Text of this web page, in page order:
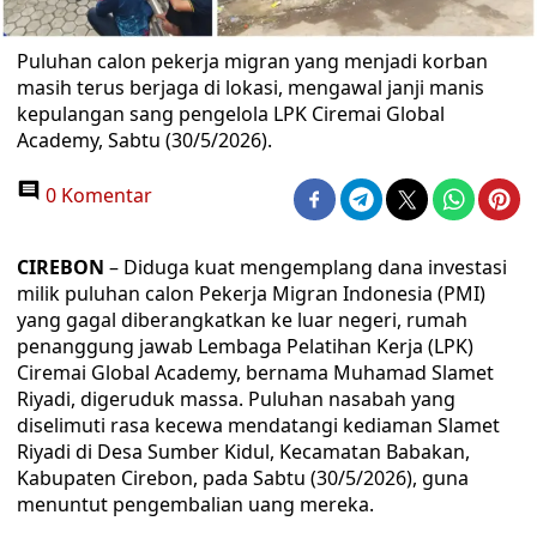
Puluhan calon pekerja migran yang menjadi korban
masih terus berjaga di lokasi, mengawal janji manis
kepulangan sang pengelola LPK Ciremai Global
Academy, Sabtu (30/5/2026).
0 Komentar
CIREBON – Diduga kuat mengemplang dana investasi
milik puluhan calon Pekerja Migran Indonesia (PMI)
yang gagal diberangkatkan ke luar negeri, rumah
penanggung jawab Lembaga Pelatihan Kerja (LPK)
Ciremai Global Academy, bernama Muhamad Slamet
Riyadi, digeruduk massa. Puluhan nasabah yang
diselimuti rasa kecewa mendatangi kediaman Slamet
Riyadi di Desa Sumber Kidul, Kecamatan Babakan,
Kabupaten Cirebon, pada Sabtu (30/5/2026), guna
menuntut pengembalian uang mereka.